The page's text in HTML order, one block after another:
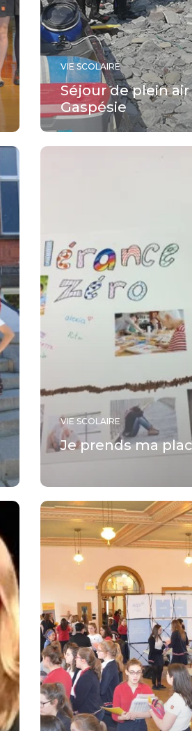
VIE SCOLAIRE
Séjour de plein
Gaspésie
VIE SCOLAIRE
Je prends ma